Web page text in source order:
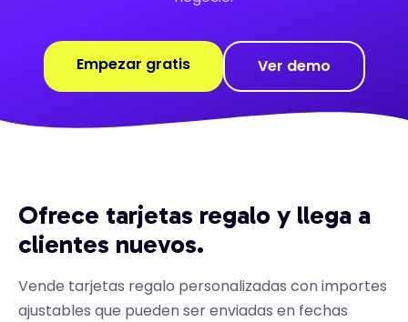
Empezar gratis Ver demo
Ofrece tarjetas regalo y llega a
clientes nuevos.
Vende tarjetas regalo personalizadas con importes
ajustables que pueden ser enviadas en fechas